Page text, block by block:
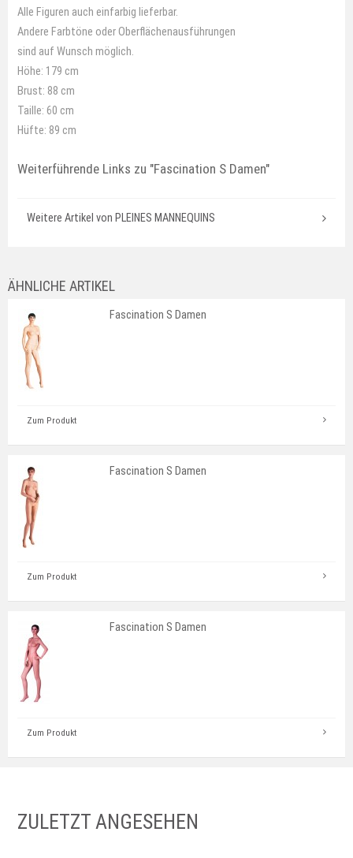
Alle Figuren auch einfarbig lieferbar.
Andere Farbtöne oder Oberflächenausführungen
sind auf Wunsch möglich.
Höhe: 179 cm
Brust: 88 cm
Taille: 60 cm
Hüfte: 89 cm
Weiterführende Links zu "Fascination S Damen"
Weitere Artikel von PLEINES MANNEQUINS
ÄHNLICHE ARTIKEL
Fascination S Damen
Zum Produkt
Fascination S Damen
Zum Produkt
Fascination S Damen
Zum Produkt
ZULETZT ANGESEHEN